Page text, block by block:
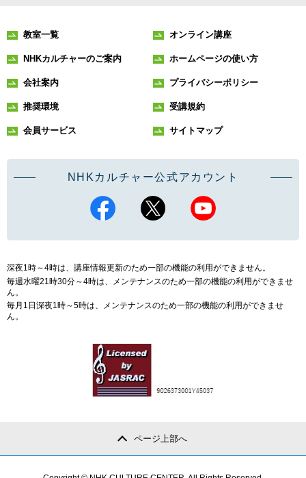
教室一覧 オンライン講座
NHKカルチャーのご案内 ホームページの使い方
会社案内 プライバシーポリシー
推奨環境 受講規約
会員サービス サイトマップ
NHKカルチャー公式アカウント
深夜1時～4時は、講座情報更新のため一部の機能の利用ができません。
毎週水曜21時30分～4時は、メンテナンスのため一部の機能の利用ができませ
ん。
毎月1日深夜1時～5時は、メンテナンスのため一部の機能の利用ができませ
ん。
ページ上部へ